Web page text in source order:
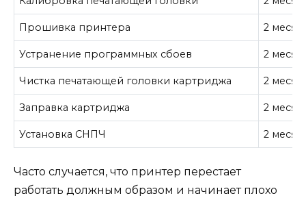
Прошивка принтера 2
Устранение программных сбоев 2
Чистка печатающей головки картриджа 2
Заправка картриджа 2
Установка СНПЧ 2
Часто случается, что принтер перестает
работать должным образом и начинает плохо